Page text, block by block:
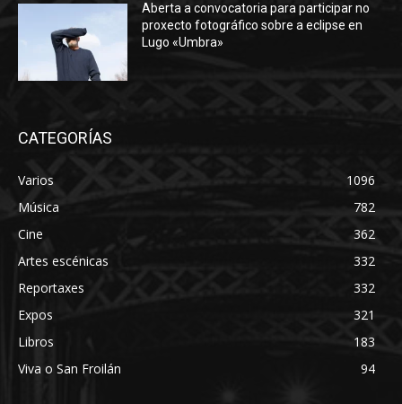
Aberta a convocatoria para participar no
proxecto fotográfico sobre a eclipse en
Lugo «Umbra»
CATEGORÍAS
Varios
1096
Música
782
Cine
362
Artes escénicas
332
Reportaxes
332
Expos
321
Libros
183
Viva o San Froilán
94